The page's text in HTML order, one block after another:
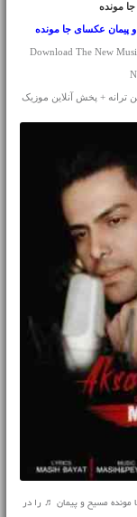
مونده
پیمان عکسای جا مونده
Download The New
مسیح و پیمان ♬ را در